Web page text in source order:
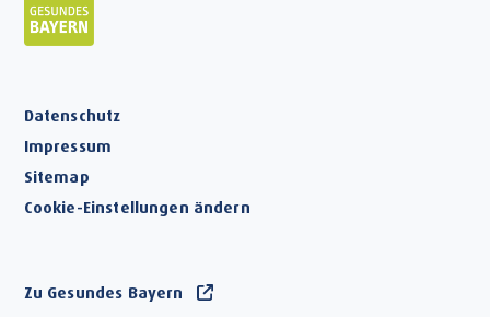
Datenschutz
Impressum
Sitemap
Cookie-Einstellungen ändern
Zu Gesundes Bayern